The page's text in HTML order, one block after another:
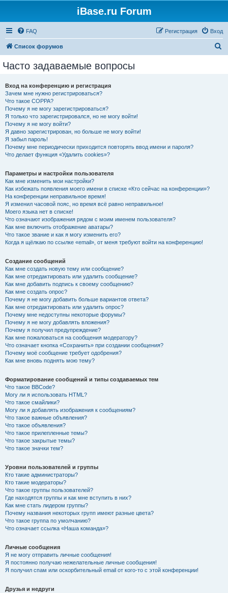
iBase.ru Forum
FAQ Вход
Регистрация
Список форумов
Часто задаваемые вопросы
Вход на конференцию и регистрация
Зачем мне нужно регистрироваться?
Что такое COPPA?
Почему я не могу зарегистрироваться?
Я только что зарегистрировался, но не могу войти!
Почему я не могу войти?
Я давно зарегистрирован, но больше не могу войти!
Я забыл пароль!
Почему мне периодически приходится повторять ввод имени и пароля?
Что делает функция «Удалить cookies»?
Параметры и настройки пользователя
Как мне изменить мои настройки?
Как избежать появления моего имени в списке «Кто сейчас на конференции»?
На конференции неправильное время!
Я изменил часовой пояс, но время всё равно неправильное!
Моего языка нет в списке!
Что означают изображения рядом с моим именем пользователя?
Как мне включить отображение аватары?
Что такое звание и как я могу изменить его?
Когда я щёлкаю по ссылке «email», от меня требуют войти на конференцию!
Создание сообщений
Как мне создать новую тему или сообщение?
Как мне отредактировать или удалить сообщение?
Как мне добавить подпись к своему сообщению?
Как мне создать опрос?
Почему я не могу добавить больше вариантов ответа?
Как мне отредактировать или удалить опрос?
Почему мне недоступны некоторые форумы?
Почему я не могу добавлять вложения?
Почему я получил предупреждение?
Как мне пожаловаться на сообщения модератору?
Что означает кнопка «Сохранить» при создании сообщения?
Почему моё сообщение требует одобрения?
Как мне вновь поднять мою тему?
Форматирование сообщений и типы создаваемых тем
Что такое BBCode?
Могу ли я использовать HTML?
Что такое смайлики?
Могу ли я добавлять изображения к сообщениям?
Что такое важные объявления?
Что такое объявления?
Что такое прилепленные темы?
Что такое закрытые темы?
Что такое значки тем?
Уровни пользователей и группы
Кто такие администраторы?
Кто такие модераторы?
Что такое группы пользователей?
Где находятся группы и как мне вступить в них?
Как мне стать лидером группы?
Почему названия некоторых групп имеют разные цвета?
Что такое группа по умолчанию?
Что означает ссылка «Наша команда»?
Личные сообщения
Я не могу отправить личные сообщения!
Я постоянно получаю нежелательные личные сообщения!
Я получил спам или оскорбительный email от кого-то с этой конференции!
Друзья и недруги